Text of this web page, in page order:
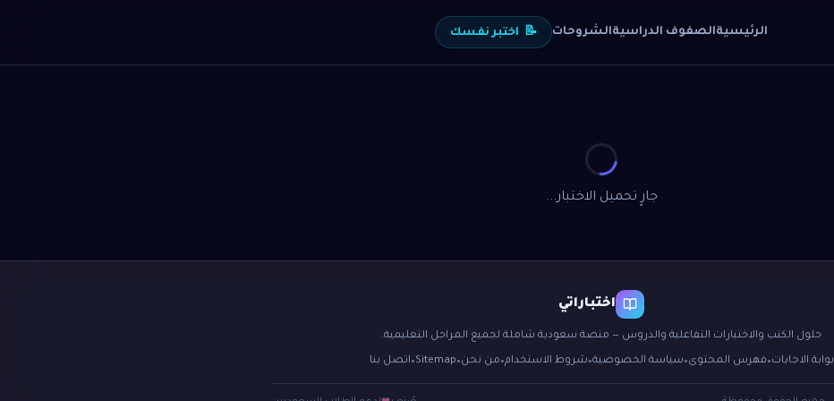
الرئيسيةالصفوف الدراسيةالشروحات 📝 اختبر نفسك
جارٍ تحميل الاختبار...
اختباراتي
حلول الكتب والاختبارات التفاعلية والدروس — منصة سعودية شاملة لجميع المراحل التعليمية.
بوابة الاجابات ● فهرس المحتوى ● سياسة الخصوصية● شروط الاستخدام● من نحن ●
Sitemap
● اتصل بنا